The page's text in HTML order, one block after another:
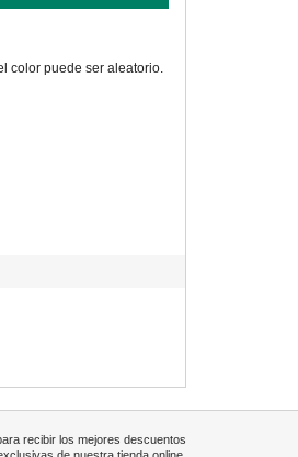
color puede ser aleatorio.
recibir los mejores descuentos